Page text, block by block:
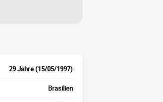
29 Jahre (15/05/1997)
Brasilien